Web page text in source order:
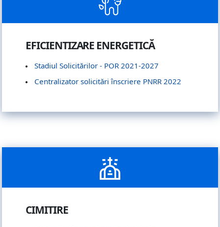
EFICIENTIZARE ENERGETICĂ
Stadiul Solicitărilor - POR 2021-2027
Centralizator solicitări înscriere PNRR 2022
CIMITIRE